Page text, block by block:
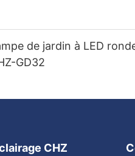
de jardin à LED
GD32
CHZ